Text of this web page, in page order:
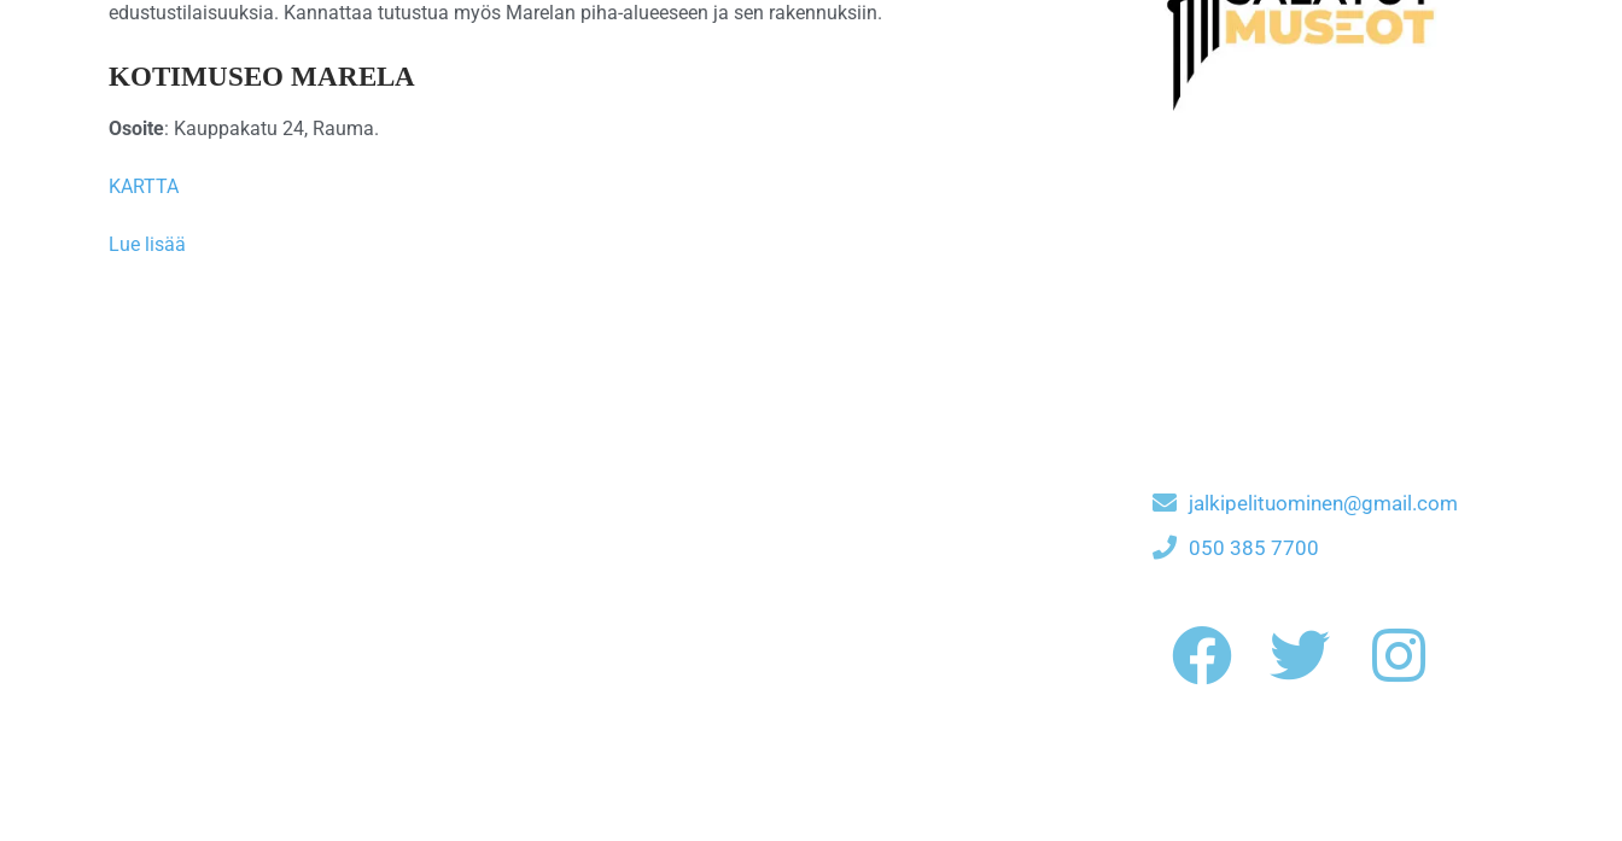
edustustilaisuuksia. Kannattaa tutustua myös Marelan piha-alueeseen ja sen rakennuksiin.
KOTIMUSEO MARELA
Osoite: Kauppakatu 24, Rauma.
KARTTA
Lue lisää
jalkipelituominen@gmail.com
050 385 7700